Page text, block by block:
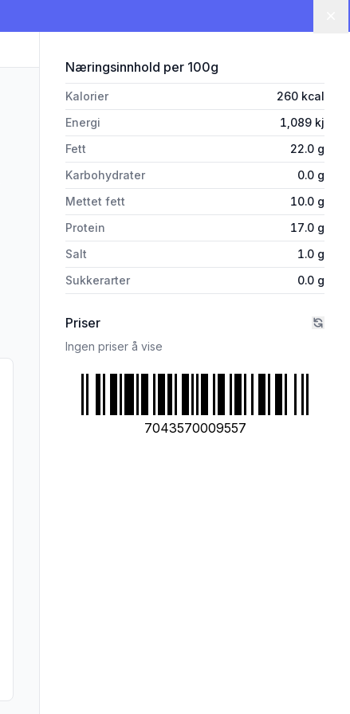
Næringsinnhold for 'Angus Beef Burger 300g
per 100g
Kalorier 260 kcal
Energi
1,089 kj
Fett
22.0 g
Karbohydrater
0.0 g
Mettet fett
10.0 g
Protein
17.0 g
Salt
1.0 g
Sukkerarter
0.0 g
Priser
Ingen priser å vise
7043570009557